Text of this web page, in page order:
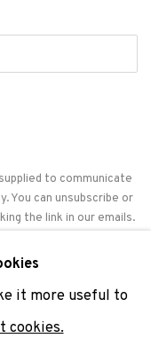
to communicate
. You can unsubscribe or
the link in our emails.
COOKIES
it more useful to
cookies.